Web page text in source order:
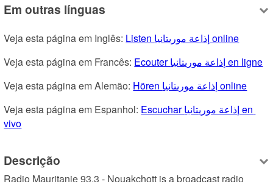
Em outras línguas
Veja esta página em Inglês:
Listen إذاعة موريتانيا online
Veja esta página em Francês:
Ecouter إذاعة موريتانيا en ligne
Veja esta página em Alemão:
Hören إذاعة موريتانيا online
Veja esta página em Espanhol: Escuchar إذاعة موريتانيا en
vivo
Descrição
Radio Mauritanie 93.3 - Nouakchott is a broadcast radio